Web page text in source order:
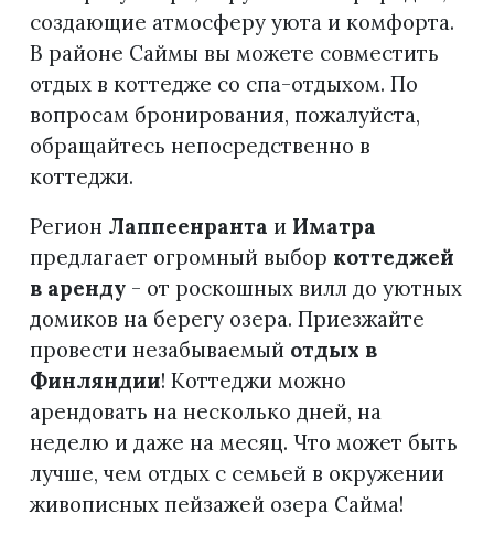
создающие атмосферу уюта и комфорта.
В районе Саймы вы можете совместить
отдых в коттедже со спа-отдыхом. По
вопросам бронирования, пожалуйста,
обращайтесь непосредственно в
коттеджи.
Регион Лаппеенранта и Иматра
предлагает огромный выбор коттеджей
в аренду - от роскошных вилл до уютных
домиков на берегу озера. Приезжайте
провести незабываемый отдых в
Финляндии! Коттеджи можно
арендовать на несколько дней, на
неделю и даже на месяц. Что может быть
лучше, чем отдых с семьей в окружении
живописных пейзажей озера Сайма!